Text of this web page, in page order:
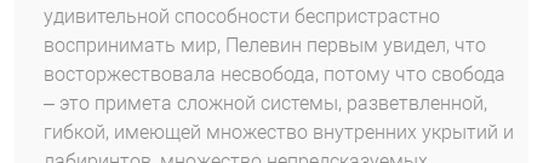
удивительной способности беспристрастно
воспринимать мир, Пелевин первым увидел, что
восторжествовала несвобода, потому что свобода
– это примета сложной системы, разветвленной,
гибкой, имеющей множество внутренних укрытий и